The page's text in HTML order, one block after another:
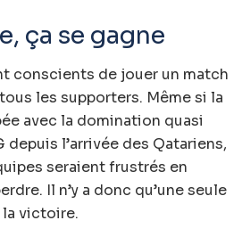
ça se gagne
conscients de jouer un match
les supporters. Même si la
avec la domination quasi
depuis l’arrivée des Qatariens,
seraient frustrés en
Il n’y a donc qu’une seule
victoire.